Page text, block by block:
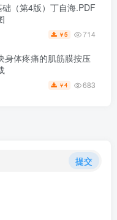
（第4版）丁自海.PDF
￥5 714
身体疼痛的肌筋膜按压
￥4 683
提交